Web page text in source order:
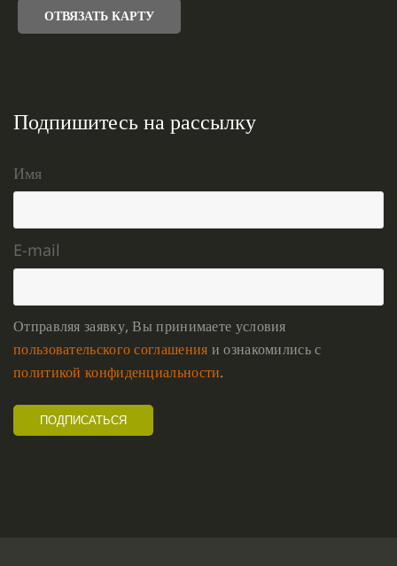
ОТВЯЗАТЬ КАРТУ
Подпишитесь на рассылку
Имя
E-mail
Отправляя заявку, Вы принимаете условия
пользовательского соглашения и ознакомились с
политикой конфиденциальности.